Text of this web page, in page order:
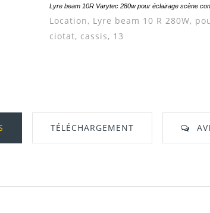
Lyre beam 10R Varytec 280w pour éclairage scène
Location, Lyre beam 10 R 280W,
ciotat, cassis, 13
TÉLÉCHARGEMENT